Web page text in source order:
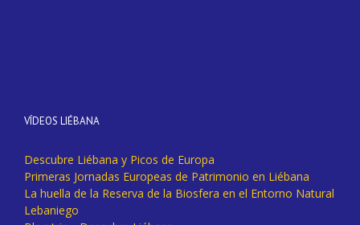
VÍDEOS LIÉBANA
Descubre Liébana y Picos de Europa
Primeras Jornadas Europeas de Patrimonio en Liébana
La huella de la Reserva de la Biosfera en el Entorno Natural
Lebaniego